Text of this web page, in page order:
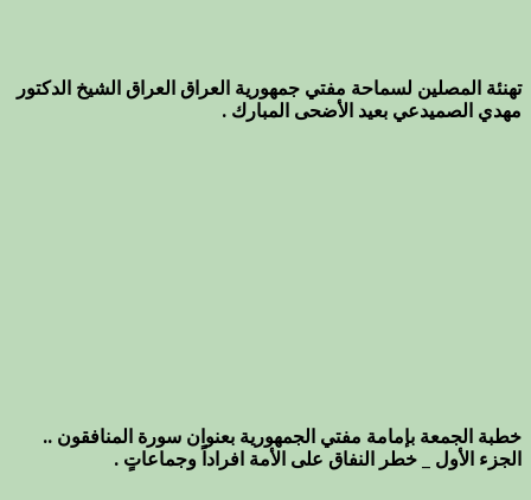
تهنئة المصلين لسماحة مفتي جمهورية العراق العراق الشيخ الدكتور
مهدي الصميدعي بعيد الأضحى المبارك .
خطبة الجمعة بإمامة مفتي الجمهورية بعنوان سورة المنافقون ..
الجزء الأول _ خطر النفاق على الأمة افراداً وجماعاتٍ .